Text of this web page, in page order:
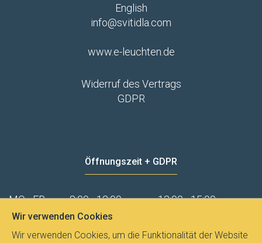
English
info@svitidla.com
www.e-leuchten.de
Widerruf des Vertrags
GDPR
Öffnungszeit + GDPR
MO - FR 8:00 - 12:00
13:00 - 15:00
Datenschutz
Wir verwenden Cookies
Wir verwenden Cookies, um die Funktionalität der Website